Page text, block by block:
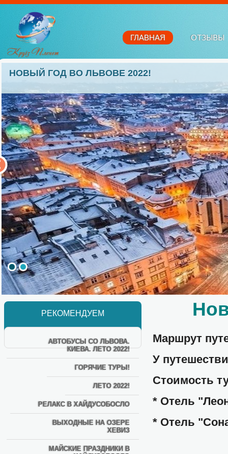
ОТЗЫВЫ
ГЛАВНАЯ
НОВЫЙ ГОД ВО ЛЬВОВЕ 2022!
РЕКОМЕНДУЕМ
АВТОБУСЫ СО ЛЬВОВА.
КИЕВА. ЛЕТО 2022!
ГОРЯЧИЕ ТУРЫ!
ЛЕТО 2022!
РЕЛАКС В ХАЙДУСОБОСЛО
ВЫХОДНЫЕ НА ОЗЕРЕ
ХЕВИЗ
МАЙСКИЕ ПРАЗДНИКИ В
Маршрут
У
Стоимость
* Отель
* Отель